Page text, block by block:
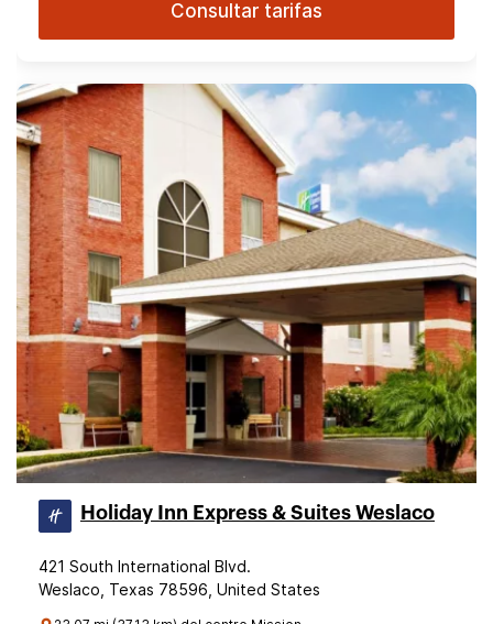
Consultar tarifas
Holiday Inn Express & Suites Weslaco
421 South International Blvd.
Weslaco, Texas 78596, United States